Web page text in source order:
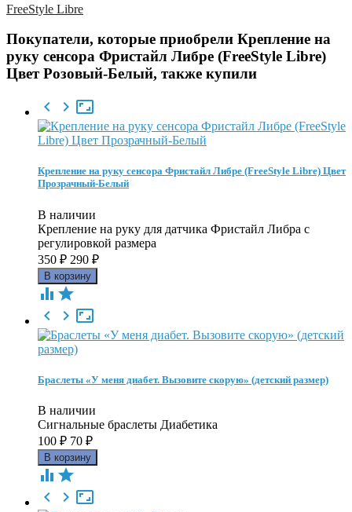
FreeStyle Libre
Покупатели, которые приобрели Крепление на
руку сенсора Фристайл Либре (FreeStyle Libre)
Цвет Розовый-Белый, также купили
  
Крепление на руку сенсора Фристайл Либре (FreeStyle Libre) Цвет
Прозрачный-Белый
В наличии
Крепление на руку для датчика Фристайл Либра с
регулировкой размера
350 ₽ 290 ₽
 

 
Браслеты «У меня диабет. Вызовите скорую» (детский размер)
В наличии
Сигнальные браслеты Диабетика
100 ₽ 70 ₽
 

 